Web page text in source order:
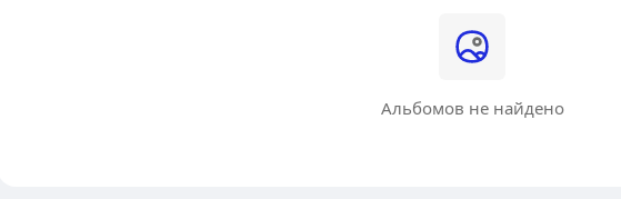
Альбомов не найдено